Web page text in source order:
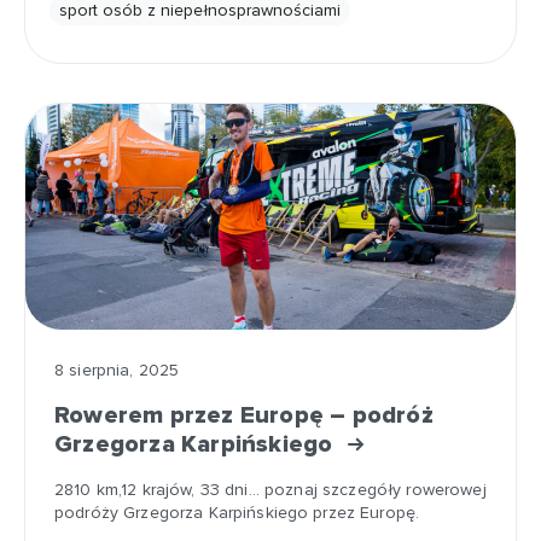
sport osób z niepełnosprawnościami
8 sierpnia, 2025
Rowerem przez Europę – podróż
Grzegorza Karpińskiego
2810 km,12 krajów, 33 dni... poznaj szczegóły rowerowej
podróży Grzegorza Karpińskiego przez Europę.